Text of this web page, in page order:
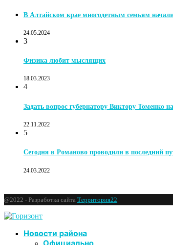
В Алтайском крае многодетным семьям
24.05.2024
3
Физика любит мыслящих
18.03.2023
4
Задать вопрос губернатору Виктору Томенко
22.11.2022
5
Сегодня в Романово проводили в последний
24.03.2022
@2022 - Разработка сайта Территория22
Новости района
Официально